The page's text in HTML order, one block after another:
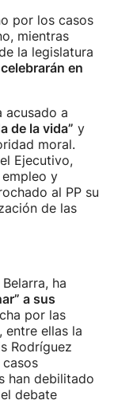
por los casos
mientras
la legislatura
en
acusado a
de la vida” y
moral.
Ejecutivo,
y
al PP su
de las
ha
a sus
por las
entre ellas la
Rodríguez
han debilitado
debate